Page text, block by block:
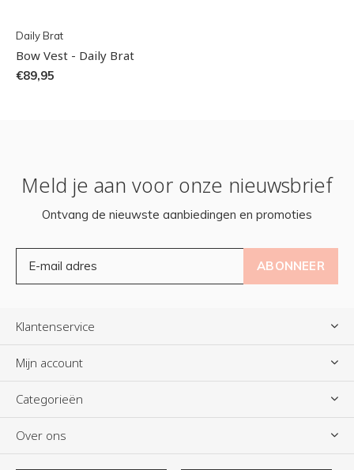
Daily Brat
Bow Vest - Daily Brat
€89,95
Meld je aan voor onze nieuwsbrief
Ontvang de nieuwste aanbiedingen en promoties
ABONNEER
Klantenservice
Mijn account
Categorieën
Over ons